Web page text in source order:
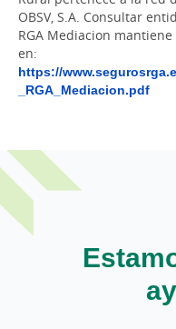
OBSV, S.A. Consultar
RGA Mediacion
en:
https://
_RGA_Mediacion.pdf